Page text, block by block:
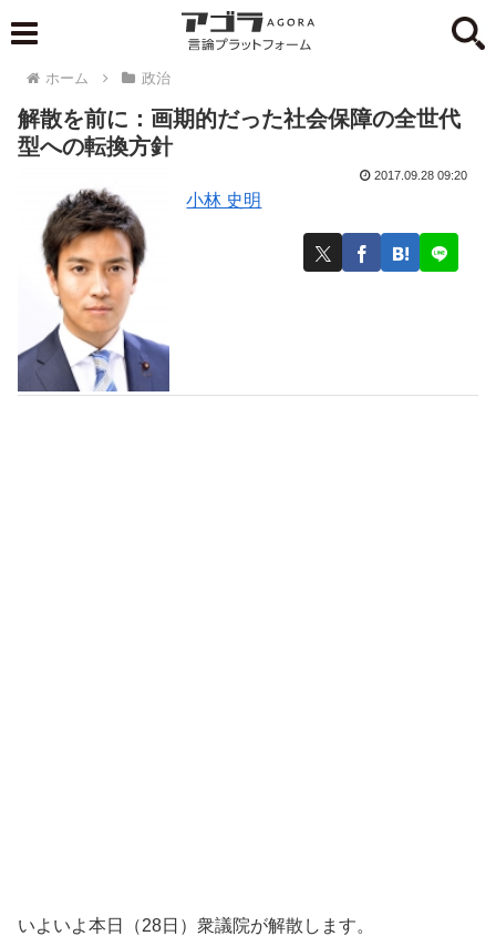
ホーム 政治
解散を前に：画期的だった社会保障の全世代
型への転換方針
小林 史明
2017.09.28 09:20
いよいよ本日（28日）衆議院が解散します。